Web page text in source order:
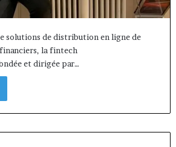
solutions de distribution en ligne de
la fintech
et dirigée par…